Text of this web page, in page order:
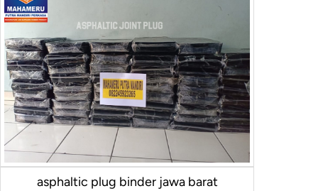
asphaltic plug binder jawa barat